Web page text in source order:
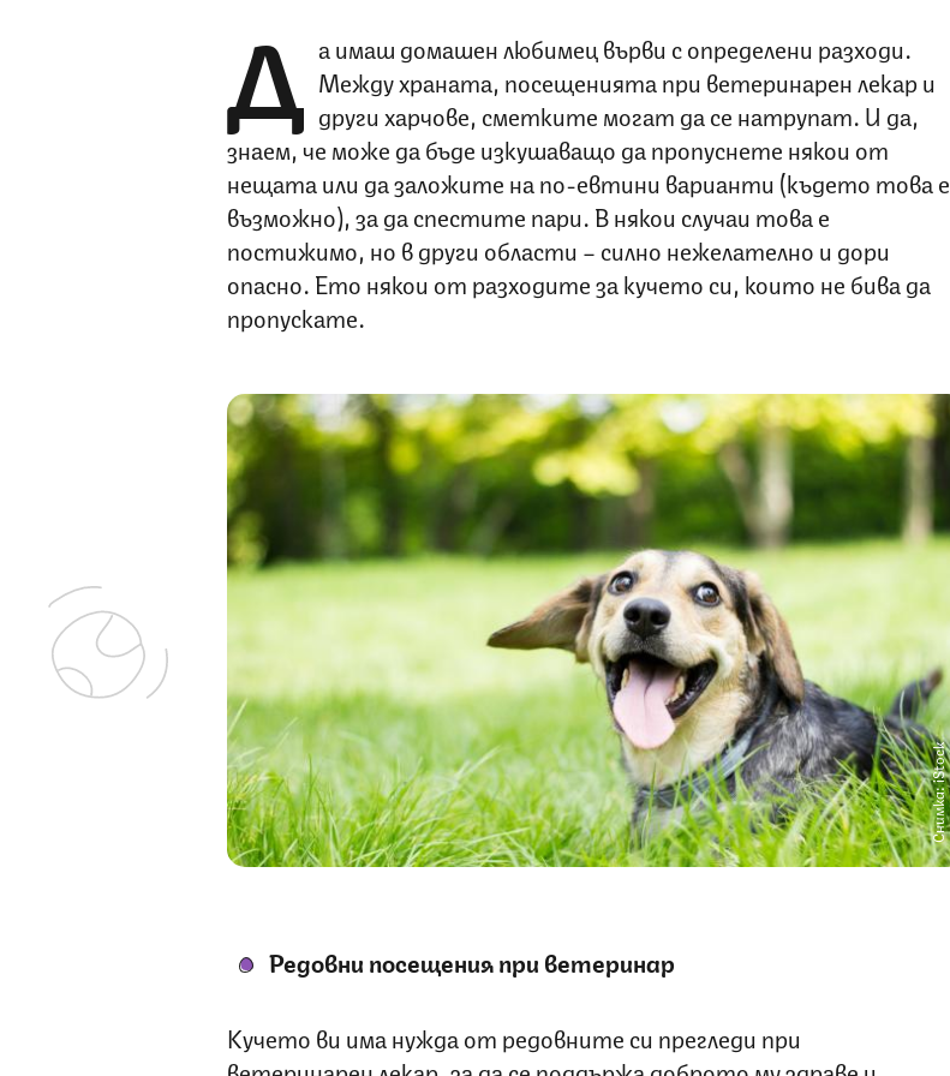
Д а имаш домашен любимец върви с определени разходи.
Между храната, посещенията при ветеринарен лекар и
други харчове, сметките могат да се натрупат. И да,
знаем, че може да бъде изкушаващо да пропуснете някои от
нещата или да заложите на по-евтини варианти (където това е
възможно), за да спестите пари. В някои случаи това е
постижимо, но в други области – силно нежелателно и дори
опасно. Ето някои от разходите за кучето си, които не бива да
пропускате.
Снимка: iStock
Редовни посещения при ветеринар
Кучето ви има нужда от редовните си прегледи при